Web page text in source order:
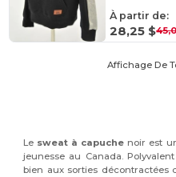
À partir de:
28,25 $
Affichage De
Le sweat à capuche noir est
jeunesse au Canada.
bien aux sorties décontractées